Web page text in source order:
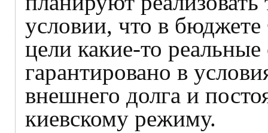
условии, что в
цели какие-то
гарантировано в
внешнего долга и
киевскому режиму.